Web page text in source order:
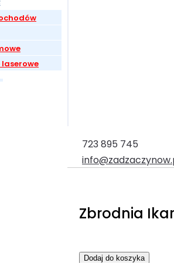
723 895 745
Zbrodnia
Dodaj do koszyka